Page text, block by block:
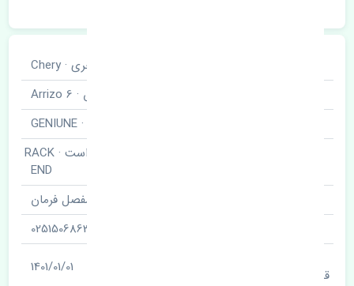
چری · Chery
آریزو شش · Arrizo 6
اصلی · GENIUNE
قرقری فرمان راست · RACK
END
مفصل فرمان
0251506863
قیمت
1401/01/01